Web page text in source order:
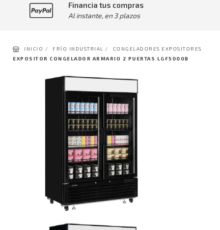
Financia tus compras
Al instante, en 3 plazos
INICIO / FRÍO INDUSTRIAL /
CONGELADORES EXPOSITORES
EXPOSITOR CONGELADOR ARMARIO 2 PUERTAS LGF5000B